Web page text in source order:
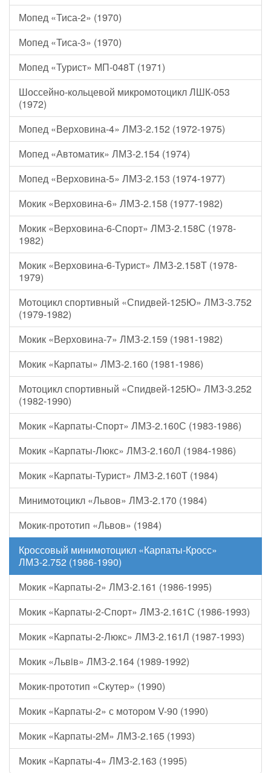
Мопед «Тиса-2» (1970)
Мопед «Тиса-3» (1970)
Мопед «Турист» МП-048Т (1971)
Шоссейно-кольцевой микромотоцикл ЛШК-053
(1972)
Мопед «Верховина-4» ЛМЗ-2.152 (1972-1975)
Мопед «Автоматик» ЛМЗ-2.154 (1974)
Мопед «Верховина-5» ЛМЗ-2.153 (1974-1977)
Мокик «Верховина-6» ЛМЗ-2.158 (1977-1982)
Мокик «Верховина-6-Спорт» ЛМЗ-2.158С (1978-
1982)
Мокик «Верховина-6-Турист» ЛМЗ-2.158Т (1978-
1979)
Мотоцикл спортивный «Спидвей-125Ю» ЛМЗ-3.752
(1979-1982)
Мокик «Верховина-7» ЛМЗ-2.159 (1981-1982)
Мокик «Карпаты» ЛМЗ-2.160 (1981-1986)
Мотоцикл спортивный «Спидвей-125Ю» ЛМЗ-3.252
(1982-1990)
Мокик «Карпаты-Спорт» ЛМЗ-2.160С (1983-1986)
Мокик «Карпаты-Люкс» ЛМЗ-2.160Л (1984-1986)
Мокик «Карпаты-Турист» ЛМЗ-2.160Т (1984)
Минимотоцикл «Львов» ЛМЗ-2.170 (1984)
Мокик-прототип «Львов» (1984)
Кроссовый минимотоцикл «Карпаты-Кросс»
ЛМЗ-2.752 (1986-1990)
Мокик «Карпаты-2» ЛМЗ-2.161 (1986-1995)
Мокик «Карпаты-2-Спорт» ЛМЗ-2.161С (1986-1993)
Мокик «Карпаты-2-Люкс» ЛМЗ-2.161Л (1987-1993)
Мокик «Львiв» ЛМЗ-2.164 (1989-1992)
Мокик-прототип «Скутер» (1990)
Мокик «Карпаты-2» с мотором V-90 (1990)
Мокик «Карпаты-2М» ЛМЗ-2.165 (1993)
Мокик «Карпаты-4» ЛМЗ-2.163 (1995)